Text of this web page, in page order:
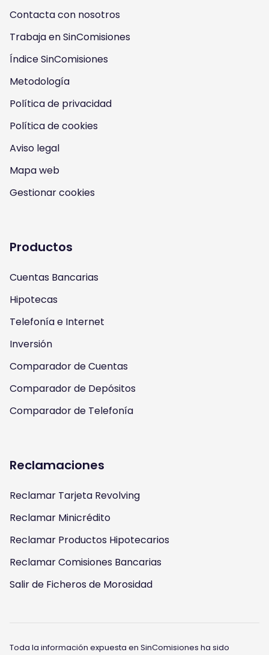
w
u
s
o
n
n
s
a
a
m
w
u
s
o
n
o
u
u
w
u
s
o
n
a
c
b
k
w
u
s
n
i
t
Contacta con nosotros
Trabaja en SinComisiones
Índice SinComisiones
Metodología
Política de privacidad
Política de cookies
Aviso legal
Mapa web
Gestionar cookies
Productos
Cuentas Bancarias
Hipotecas
Telefonía e Internet
Inversión
Comparador de Cuentas
Comparador de Depósitos
Comparador de Telefonía
Reclamaciones
Reclamar Tarjeta Revolving
Reclamar Minicrédito
Reclamar Productos Hipotecarios
Reclamar Comisiones Bancarias
Salir de Ficheros de Morosidad
Toda la información expuesta en SinComisiones ha sido